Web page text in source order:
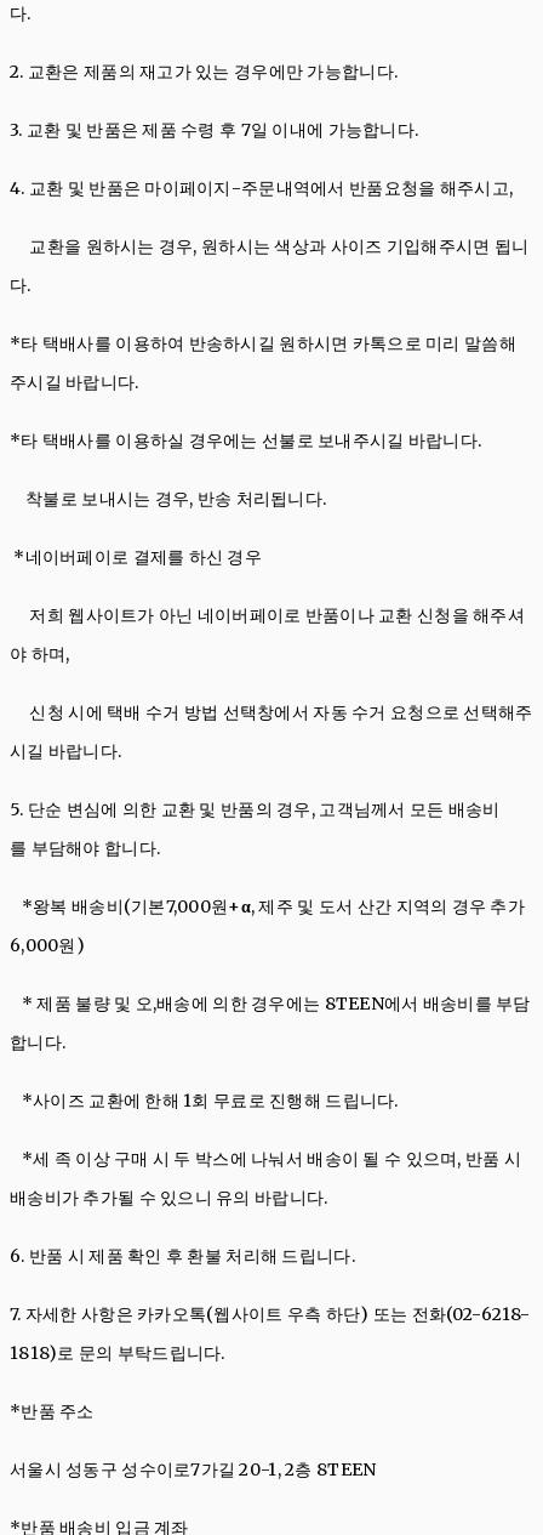
다.
2. 교환은 제품의 재고가 있는 경우에만 가능합니다.
3. 교환 및 반품은 제품 수령 후 7일 이내에 가능합니다.
4. 교환 및 반품은 마이페이지-주문내역에서 반품요청을 해주시고,
교환을 원하시는 경우, 원하시는 색상과 사이즈 기입해주시면 됩니
다.
*타 택배사를 이용하여 반송하시길 원하시면 카톡으로 미리 말씀해
주시길 바랍니다.
*타 택배사를 이용하실 경우에는 선불로 보내주시길 바랍니다.
착불로 보내시는 경우, 반송 처리됩니다.
*네이버페이로 결제를 하신 경우
저희 웹사이트가 아닌 네이버페이로 반품이나 교환 신청을 해주셔
야 하며,
신청 시에 택배 수거 방법 선택창에서 자동 수거 요청으로 선택해주
시길 바랍니다.
5. 단순 변심에 의한 교환 및 반품의 경우, 고객님께서 모든 배송비
를 부담해야 합니다.
*왕복 배송비(기본7,000원+α, 제주 및 도서 산간 지역의 경우 추가
6,000원)
* 제품 불량 및 오,배송에 의한 경우에는 8TEEN에서 배송비를 부담
합니다.
*사이즈 교환에 한해 1회 무료로 진행해 드립니다.
*세 족 이상 구매 시 두 박스에 나눠서 배송이 될 수 있으며, 반품 시
배송비가 추가될 수 있으니 유의 바랍니다.
6. 반품 시 제품 확인 후 환불 처리해 드립니다.
7. 자세한 사항은 카카오톡(웹사이트 우측 하단) 또는 전화(02-6218-
1818)로 문의 부탁드립니다.
*반품 주소
서울시 성동구 성수이로7가길 20-1, 2층 8TEEN
*반품 배송비 입금 계좌